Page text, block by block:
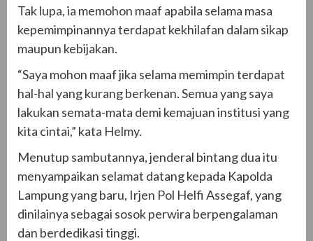
Tak lupa, ia memohon maaf apabila selama masa
kepemimpinannya terdapat kekhilafan dalam sikap
maupun kebijakan.
“Saya mohon maaf jika selama memimpin terdapat
hal-hal yang kurang berkenan. Semua yang saya
lakukan semata-mata demi kemajuan institusi yang
kita cintai,” kata Helmy.
Menutup sambutannya, jenderal bintang dua itu
menyampaikan selamat datang kepada Kapolda
Lampung yang baru, Irjen Pol Helfi Assegaf, yang
dinilainya sebagai sosok perwira berpengalaman
dan berdedikasi tinggi.